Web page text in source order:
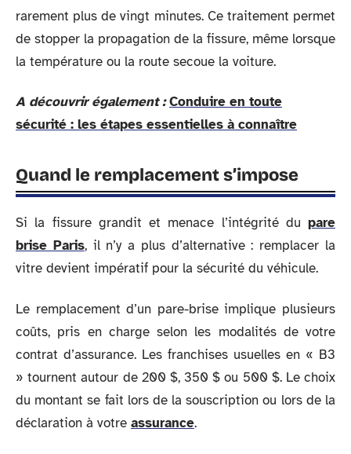
rarement plus de vingt minutes. Ce traitement permet
de stopper la propagation de la fissure, même lorsque
la température ou la route secoue la voiture.
A découvrir également : Conduire en toute
sécurité : les étapes essentielles à connaître
Quand le remplacement s’impose
Si la fissure grandit et menace l’intégrité du pare
brise Paris, il n’y a plus d’alternative : remplacer la
vitre devient impératif pour la sécurité du véhicule.
Le remplacement d’un pare-brise implique plusieurs
coûts, pris en charge selon les modalités de votre
contrat d’assurance. Les franchises usuelles en « B3
» tournent autour de 200 $, 350 $ ou 500 $. Le choix
du montant se fait lors de la souscription ou lors de la
déclaration à votre assurance.